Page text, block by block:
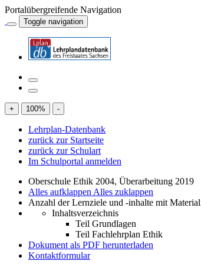
Portalübergreifende Navigation
Toggle navigation
+ 100% -
Lehrplan-Datenbank
zurück zur Startseite
zurück zur Schulart
Im Schulportal anmelden
Oberschule Ethik 2004, Überarbeitung 2019
Alles aufklappen Alles zuklappen
Anzahl der Lernziele und -inhalte mit
Inhaltsverzeichnis
Teil Grundlagen
Teil Fachlehrplan Ethik
Dokument als PDF herunterladen
Kontaktformular